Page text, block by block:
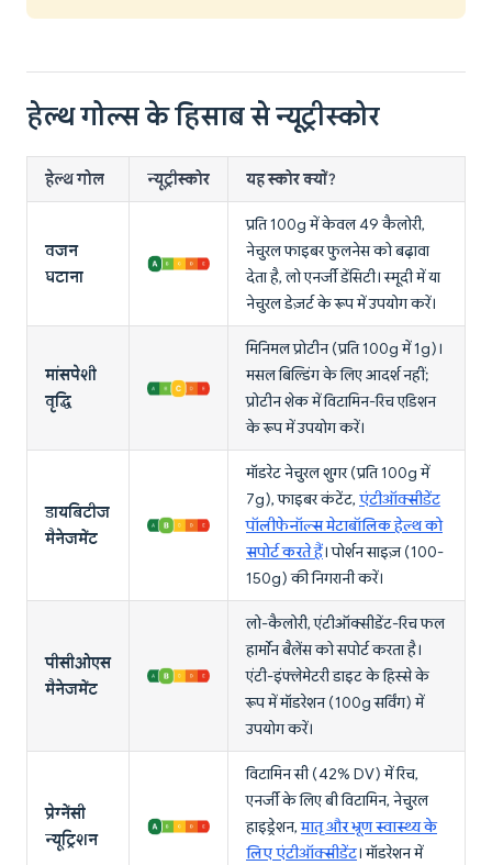
हेल्थ गोल्स के हिसाब से न्यूट्रीस्कोर
हेल्थ गोल न्यूट्रीस्कोर यह स्कोर क्यों?
वजन
घटाना
प्रति 100g में केवल 49 कैलोरी,
नेचुरल फाइबर फुलनेस को बढ़ावा
देता है, लो एनर्जी डेंसिटी। स्मूदी में या
नेचुरल डेज़र्ट के रूप में उपयोग करें।
मांसपेशी
वृद्धि
मिनिमल प्रोटीन (प्रति 100g में 1g)।
मसल बिल्डिंग के लिए आदर्श नहीं;
प्रोटीन शेक में विटामिन-रिच एडिशन
के रूप में उपयोग करें।
डायबिटीज
मैनेजमेंट
मॉडरेट नेचुरल शुगर (प्रति 100g में
7g), फाइबर कंटेंट, एंटीऑक्सीडेंट
पॉलीफेनॉल्स मेटाबॉलिक हेल्थ को
सपोर्ट करते हैं। पोर्शन साइज़ (100-
150g) की निगरानी करें।
पीसीओएस
मैनेजमेंट
लो-कैलोरी, एंटीऑक्सीडेंट-रिच फल
हार्मोन बैलेंस को सपोर्ट करता है।
एंटी-इंफ्लेमेटरी डाइट के हिस्से के
रूप में मॉडरेशन (100g सर्विंग) में
उपयोग करें।
प्रेग्नेंसी
न्यूट्रिशन
विटामिन सी (42% DV) में रिच,
एनर्जी के लिए बी विटामिन, नेचुरल
हाइड्रेशन,मातृ और भ्रूण स्वास्थ्य के
लिए एंटीऑक्सीडेंट। मॉडरेशन में